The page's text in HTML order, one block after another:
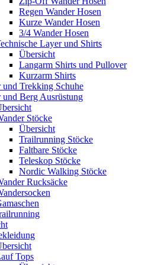
Regen Wander Hosen
Kurze Wander Hosen
3/4 Wander Hosen
Layer und Shirts
Übersicht
Langarm Shirts und Pullover
Kurzarm Shirts
und Trekking Schuhe
und Berg Ausrüstung
Stöcke
Übersicht
Trailrunning Stöcke
Faltbare Stöcke
Teleskop Stöcke
Nordic Walking Stöcke
Rucksäcke
Tops